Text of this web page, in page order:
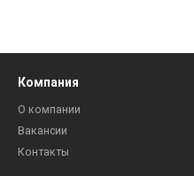
Компания
О компании
Вакансии
Контакты